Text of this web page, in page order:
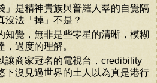
」是精神貴族與普羅人羣的自覺隔
沒法「掉」不是？
知覺，無非是些零星的清晰，模糊
過度的理解。
讓商家冠名的電視台，credibility
下沒見過世界的土人以為真是港行